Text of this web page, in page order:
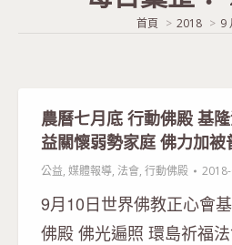
當前位置:
首頁 2018 9
農曆七月底 行動佛殿 基
益關懷弱勢家庭 佛力加被
公益, 媒體報導, 法會, 行動佛殿
9月10日世界佛教正心會
佛殿 佛光遍照 環島祈福